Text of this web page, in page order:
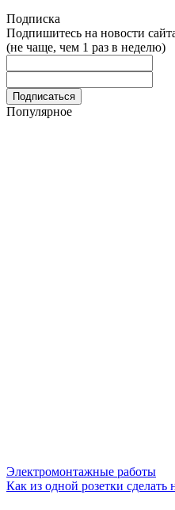
Подписка
Подпишитесь на новости
(не чаще, чем 1 раз в неделю)
Популярное
Электромонтажные работы
Как из одной розетки сделать